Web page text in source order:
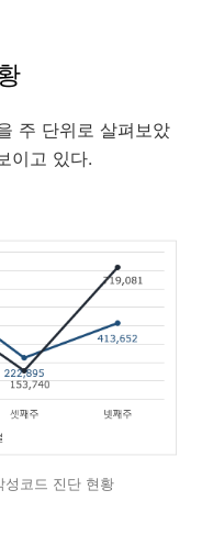
주 단위로 살펴보았
이고 있다.
코드 진단 현황